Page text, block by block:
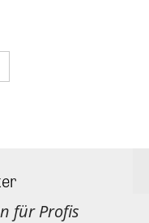
für Profis